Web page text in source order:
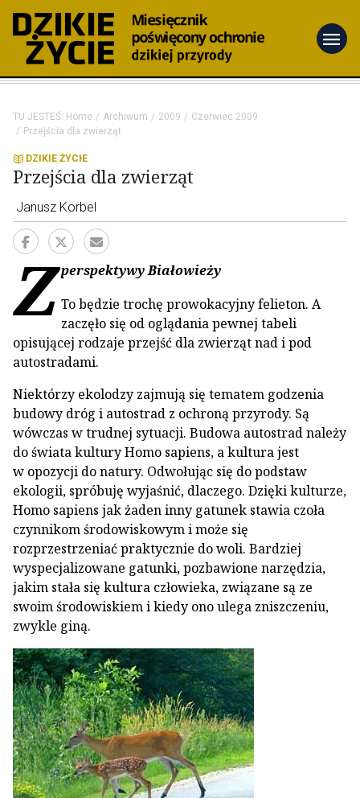
menu
TU JESTEŚ: Home Archiwum 2009
Czerwiec 2009
Przejścia dla zwierząt
DZIKIE ŻYCIE
Przejścia dla zwierząt
Janusz Korbel
Zperspektywy Białowieży
To będzie trochę prowokacyjny felieton. A
zaczęło się od oglądania pewnej tabeli
opisującej rodzaje przejść dla zwierząt nad i pod
autostradami.
Niektórzy ekolodzy zajmują się tematem godzenia
budowy dróg i autostrad z ochroną przyrody. Są
wówczas w trudnej sytuacji. Budowa autostrad należy
do świata kultury Homo sapiens, a kultura jest
w opozycji do natury. Odwołując się do podstaw
ekologii, spróbuję wyjaśnić, dlaczego. Dzięki kulturze,
Homo sapiens jak żaden inny gatunek stawia czoła
czynnikom środowiskowym i może się
rozprzestrzeniać praktycznie do woli. Bardziej
wyspecjalizowane gatunki, pozbawione narzędzia,
jakim stała się kultura człowieka, związane są ze
swoim środowiskiem i kiedy ono ulega zniszczeniu,
zwykle giną.